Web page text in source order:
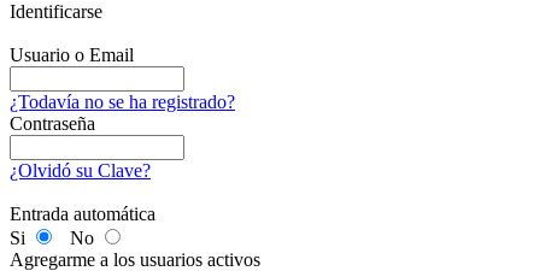
Identificarse
Usuario o Email
¿Todavía no se ha registrado?
Contraseña
¿Olvidó su Clave?
Entrada automática
Si
No
Agregarme a los usuarios activos